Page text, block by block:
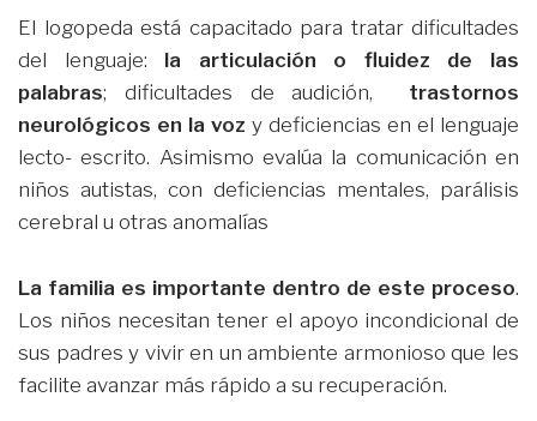
El logopeda está capacitado para tratar dificultades
del lenguaje: la articulación o fluidez de las
palabras; dificultades de audición, trastornos
neurológicos en la voz y deficiencias en el lenguaje
lecto- escrito. Asimismo evalúa la comunicación en
niños autistas, con deficiencias mentales, parálisis
cerebral u otras anomalías
La familia es importante dentro de este proceso.
Los niños necesitan tener el apoyo incondicional de
sus padres y vivir en un ambiente armonioso que les
facilite avanzar más rápido a su recuperación.